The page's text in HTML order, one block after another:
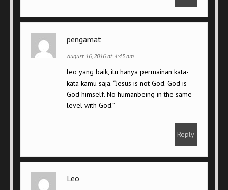
pengamat
August 16, 2016 at 4:43 am
leo yang baik, itu hanya permainan kata-
kata kamu saja. “Jesus is not God. God is
God himself. No humanbeing in the same
level with God.”
Reply
Leo